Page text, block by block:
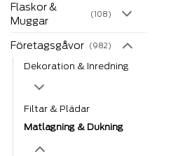
Flaskor &
Muggar
(108)
Företagsgåvor (982)
Dekoration & Inredning
Filtar & Plädar
Matlagning & Dukning